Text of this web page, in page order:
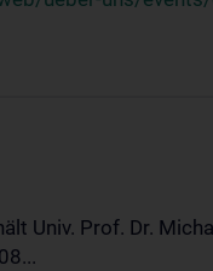
Univ. Prof. Dr.